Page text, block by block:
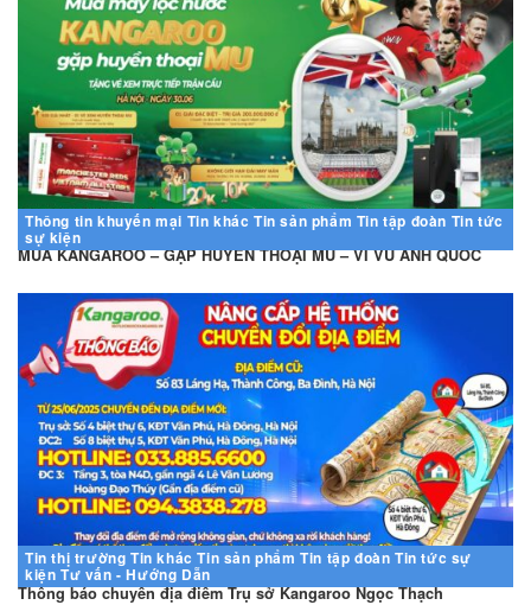
Thông tin khuyến mại Tin khác Tin sản phẩm Tin tập đoàn Tin tức
sự kiện
MUA KANGAROO – GẶP HUYỀN THOẠI MU – VI VU ANH QUỐC
Tin thị trường Tin khác Tin sản phẩm Tin tập đoàn Tin tức sự
kiện Tư vấn - Hướng Dẫn
Thông báo chuyển địa điểm Trụ sở Kangaroo Ngọc Thạch